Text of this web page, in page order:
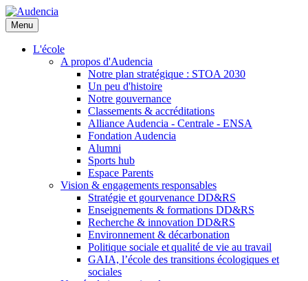
Aller
au
contenu
principal
Menu
L'école
A propos d'Audencia
Notre plan stratégique : STOA 2030
Un peu d'histoire
Notre gouvernance
Classements & accréditations
Alliance Audencia - Centrale - ENSA
Fondation Audencia
Alumni
Sports hub
Espace Parents
Vision & engagements responsables
Stratégie et gourvenance DD&RS
Enseignements & formations DD&RS
Recherche & innovation DD&RS
Environnement & décarbonation
Politique sociale et qualité de vie au travail
GAIA, l’école des transitions écologiques et
sociales